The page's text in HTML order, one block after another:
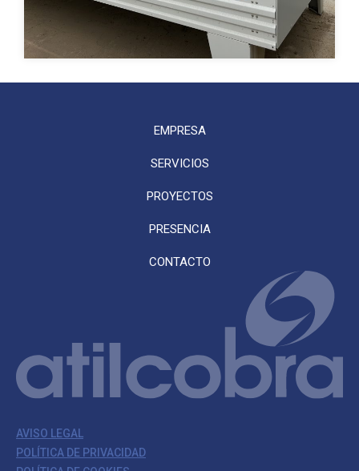
EMPRESA
SERVICIOS
PROYECTOS
PRESENCIA
CONTACTO
AVISO LEGAL
POLÍTICA DE PRIVACIDAD